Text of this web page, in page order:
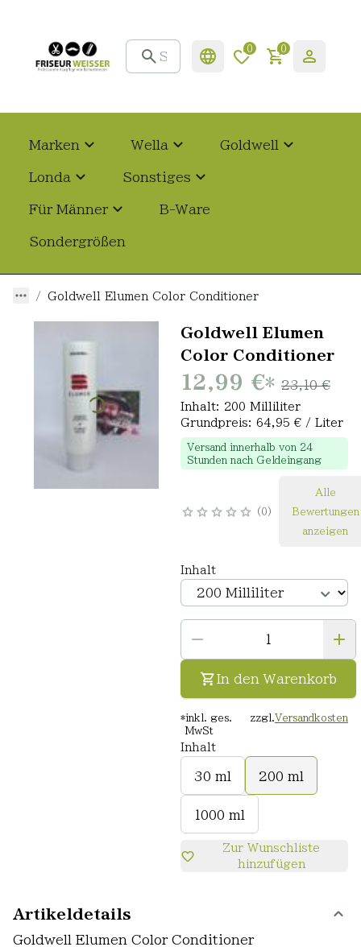
0 0
Marken Wella Goldwell
Londa Sonstiges
Für Männer B-Ware
Sondergrößen
Goldwell Elumen Color Conditioner
Goldwell Elumen
Color Conditioner
12,99 €* 23,10 €
Inhalt: 200 Milliliter
Grundpreis: 64,95 € / Liter
Versand innerhalb von 24
Stunden nach Geldeingang
0
Alle
Bewertungen
anzeigen
Inhalt
In den Warenkorb
*inkl. ges.
MwSt
zzgl. Versandkosten
Inhalt
30 ml 200 ml
1000 ml
Zur Wunschliste
hinzufügen
Artikeldetails
Goldwell Elumen Color Conditioner